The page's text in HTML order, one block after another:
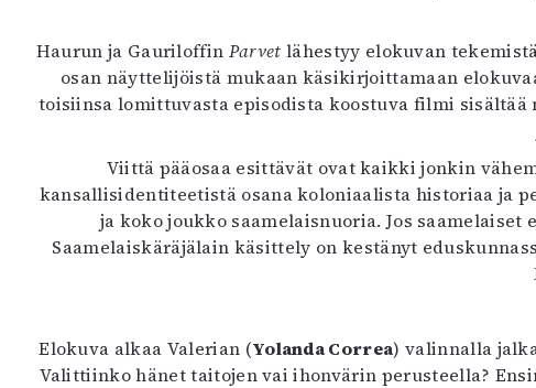
In
Haurun ja Gauriloffin Parvet lähestyy elokuvan
osan näyttelijöistä mukaan käsikirjoittamaan
toisiinsa lomittuvasta episodista koostuva filmi
Viittä pääosaa esittävät ovat kaikki jonkin
kansallisidentiteetistä osana koloniaalista historiaa ja
ja koko joukko saamelaisnuoria. Jos
Saamelaiskäräjälain käsittely on kestänyt
Elokuva alkaa Valerian (Yolanda Correa) valinnalla
Valittiinko hänet taitojen vai ihonvärin perusteella?